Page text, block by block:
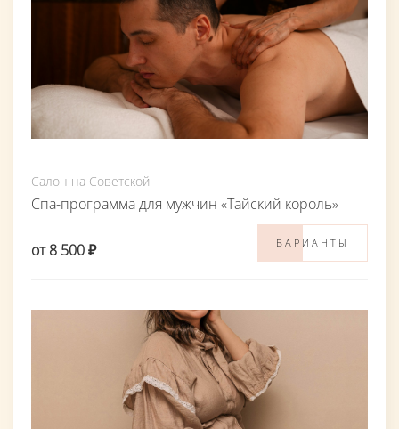
Салон на Советской
Спа-программа для мужчин «Тайский король»
от 8 500 ₽ ВАРИАНТЫ